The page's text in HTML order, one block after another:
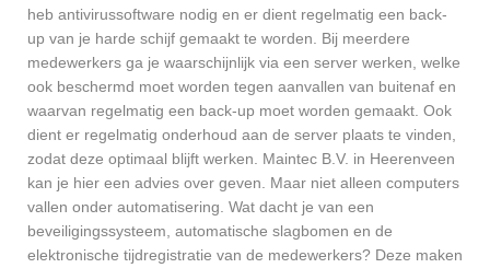
heb antivirussoftware nodig en er dient regelmatig een back-
up van je harde schijf gemaakt te worden. Bij meerdere
medewerkers ga je waarschijnlijk via een server werken, welke
ook beschermd moet worden tegen aanvallen van buitenaf en
waarvan regelmatig een back-up moet worden gemaakt. Ook
dient er regelmatig onderhoud aan de server plaats te vinden,
zodat deze optimaal blijft werken. Maintec B.V. in Heerenveen
kan je hier een advies over geven. Maar niet alleen computers
vallen onder automatisering. Wat dacht je van een
beveiligingssysteem, automatische slagbomen en de
elektronische tijdregistratie van de medewerkers? Deze maken